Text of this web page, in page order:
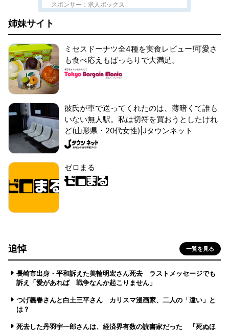
スポンサー：求人ボックス
姉妹サイト
ミセスドーナツ全4種を実食レビュー!可愛さ
も食べ応えもばっちりで大満足。
彼氏が車で送ってくれたのは、薄暗くて誰も
いない無人駅。私は切符を買おうとしたけれ
ど(山形県・20代女性)|Jタウンネット
ゼロまる
追悼 一覧を見る
長崎市出身・平和訴えた美輪明宏さん死去 ラストメッセージでも
訴え「愛があれば 戦争なんか起こりません」
つげ義春さんと白土三平さん カリスマ漫画家、二人の「違い」と
は？
死去した丹羽宇一郎さんは、経済界有数の読書家だった 『死ぬほ